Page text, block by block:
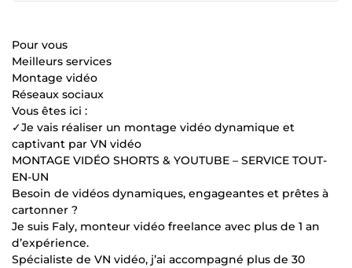
Pour vous
Meilleurs services
Montage vidéo
Réseaux sociaux
Vous êtes ici :
✓Je vais réaliser un montage vidéo dynamique et
captivant par VN vidéo
MONTAGE VIDÉO SHORTS & YOUTUBE – SERVICE TOUT-
EN-UN
Besoin de vidéos dynamiques, engageantes et prêtes à
cartonner ?
Je suis Faly, monteur vidéo freelance avec plus de 1 an
d’expérience.
Spécialiste de VN vidéo, j’ai accompagné plus de 30